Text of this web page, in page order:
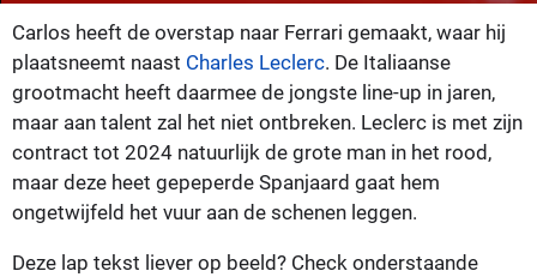
Carlos heeft de overstap naar Ferrari gemaakt, waar hij
plaatsneemt naast Charles Leclerc. De Italiaanse
grootmacht heeft daarmee de jongste line-up in jaren,
maar aan talent zal het niet ontbreken. Leclerc is met zijn
contract tot 2024 natuurlijk de grote man in het rood,
maar deze heet gepeperde Spanjaard gaat hem
ongetwijfeld het vuur aan de schenen leggen.
Deze lap tekst liever op beeld? Check onderstaande